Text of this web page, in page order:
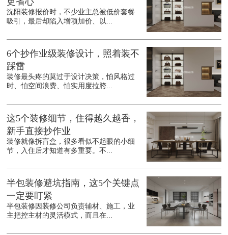
沈阳装修报价时，不少业主总被低价套餐
吸引，最后却陷入增项加价、以...
6个抄作业级装修设计，照着装不
踩雷
装修最头疼的莫过于设计决策，怕风格过
时、怕空间浪费、怕实用度拉胯...
这5个装修细节，住得越久越香，
新手直接抄作业
装修就像拆盲盒，很多看似不起眼的小细
节，入住后才知道有多重要。不...
半包装修避坑指南，这5个关键点
一定要盯紧
半包装修因装修公司负责辅材、施工，业
主把控主材的灵活模式，而且在...